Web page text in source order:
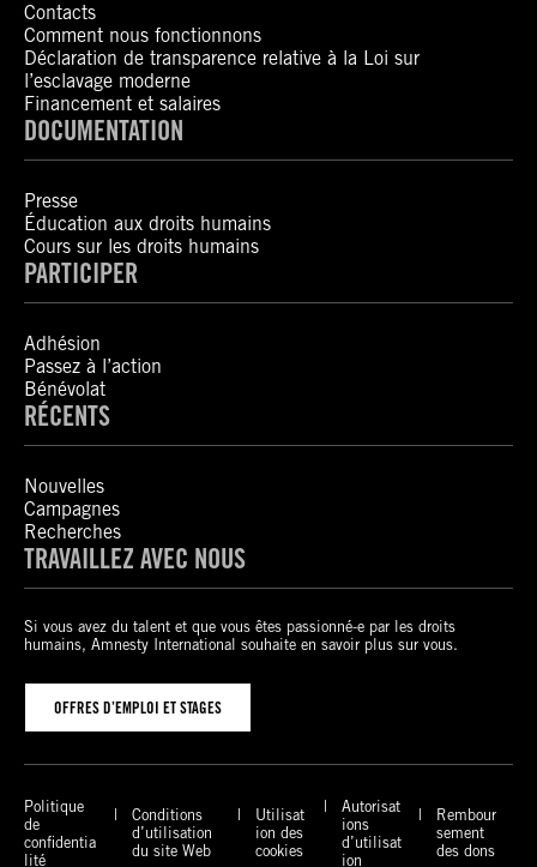
Contacts
Comment nous fonctionnons
Déclaration de transparence relative à la Loi sur
l’esclavage moderne
Financement et salaires
DOCUMENTATION
Presse
Éducation aux droits humains
Cours sur les droits humains
PARTICIPER
Adhésion
Passez à l’action
Bénévolat
RÉCENTS
Nouvelles
Campagnes
Recherches
TRAVAILLEZ AVEC NOUS
Si vous avez du talent et que vous êtes passionné-e par les droits
humains, Amnesty International souhaite en savoir plus sur vous.
OFFRES D’EMPLOI ET STAGES
Politique
de
confidentia
lité
Conditions
d’utilisation
du site Web
Utilisat
ion des
cookies
Autorisat
ions
d’utilisat
ion
Rembour
sement
des dons